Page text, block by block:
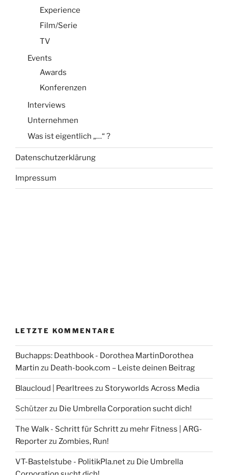
Experience
Film/Serie
TV
Events
Awards
Konferenzen
Interviews
Unternehmen
Was ist eigentlich „…“ ?
Datenschutzerklärung
Impressum
LETZTE KOMMENTARE
Buchapps: Deathbook - Dorothea MartinDorothea
Martin zu Death-book.com – Leiste deinen Beitrag
Blaucloud | Pearltrees zu Storyworlds Across Media
Schützerzu Die Umbrella Corporation sucht dich!
The Walk - Schritt für Schritt zu mehr Fitness | ARG-
Reporterzu Zombies, Run!
VT-Bastelstube - PolitikPla.netzu Die Umbrella